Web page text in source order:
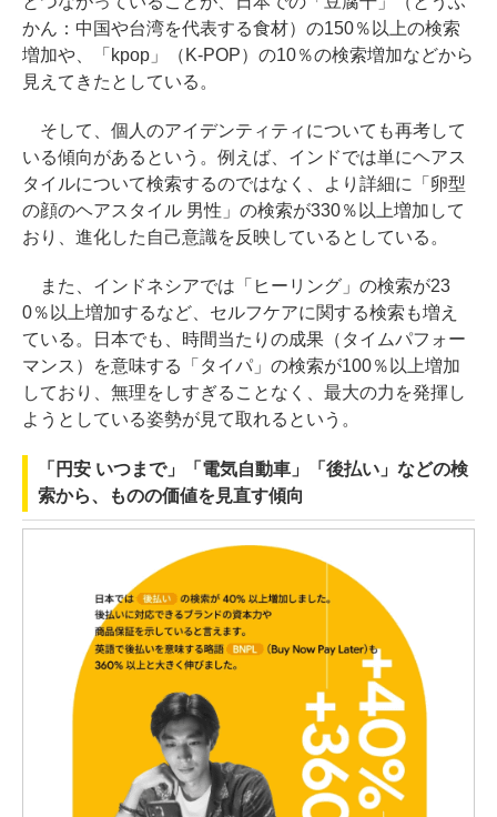
かん：中国や台湾を代表する食材）の150％以上の検索
増加や、「kpop」（K-POP）の10％の検索増加などから
見えてきたとしている。
そして、個人のアイデンティティについても再考して
いる傾向があるという。例えば、インドでは単にヘアス
タイルについて検索するのではなく、より詳細に「卵型
の顔のヘアスタイル 男性」の検索が330％以上増加して
おり、進化した自己意識を反映しているとしている。
また、インドネシアでは「ヒーリング」の検索が23
0％以上増加するなど、セルフケアに関する検索も増え
ている。日本でも、時間当たりの成果（タイムパフォー
マンス）を意味する「タイパ」の検索が100％以上増加
しており、無理をしすぎることなく、最大の力を発揮し
ようとしている姿勢が見て取れるという。
「円安 いつまで」「電気自動車」「後払い」などの検
索から、ものの価値を見直す傾向